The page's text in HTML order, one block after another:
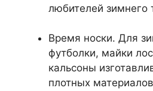
любителей зимнего
Время носки. Для
футболки, майки
кальсоны
плотных